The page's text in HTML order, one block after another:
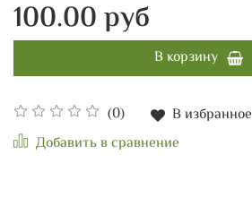
(0)
В избранное
Добавить в сравнение
100.00 руб
В корзину